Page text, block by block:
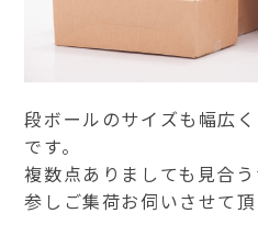
段ボールのサイズも幅広
です。
複数点ありましても見合
参しご集荷お伺いさせて頂